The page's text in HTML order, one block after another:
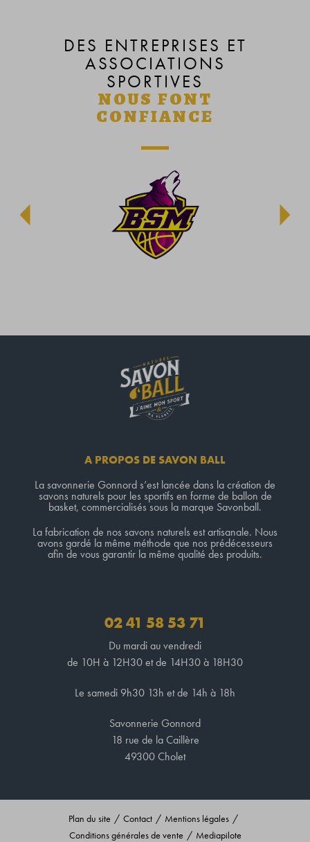
DES ENTREPRISES ET
ASSOCIATIONS
SPORTIVES
NOUS FONT
CONFIANCE
A PROPOS DE SAVON BALL
La savonnerie Gonnord s’est lancée dans la création de
savons naturels pour les sportifs en forme de ballon de
basket, commercialisés sous la marque Savonball.
La fabrication de nos savons naturels est artisanale. Nous
avons gardé la même méthode que nos prédécesseurs
afin de vous garantir la même qualité des produits.
02 41 58 53 71
Du mardi au vendredi
de 10H à 12H30 et de 14H30 à 18H30
Le samedi 9h30 13h et de 14h à 18h
Savonnerie Gonnord
18 rue de la Caillère
49300 Cholet
Plan du site Contact
Mentions légales
Conditions générales de vente
Mediapilote